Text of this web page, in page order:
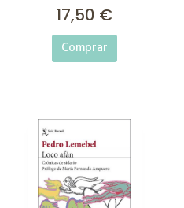
17,50 €
Comprar